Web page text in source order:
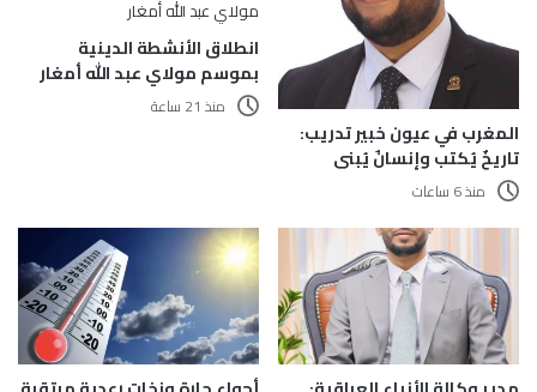
المغرب في عيون خبير تدريب:
تاريخٌ يُكتب وإنسانٌ يُبنى
منذ 6 ساعات
انطلاق الأنشطة الدينية
بموسم مولاي عبد الله أمغار
منذ 21 ساعة